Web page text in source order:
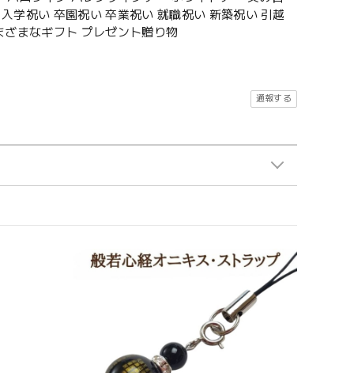
学祝い 卒園祝い 卒業祝い 就職祝い 新築祝い 引越
まなギフト プレゼント贈り物
通報する